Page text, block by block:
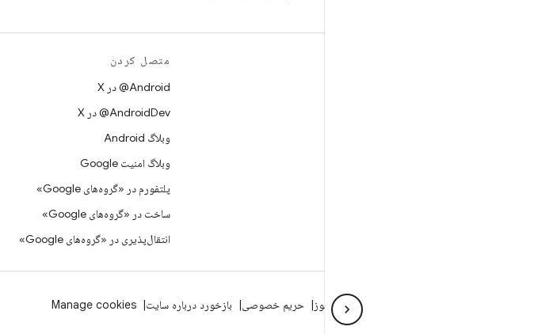
متصل کردن
‫‎@Android در X
‫‎@AndroidDev در X
وبلاگ Android
وبلاگ امنیت Google
پلتفورم در «گروه‌های Google»
ساخت در «گروه‌های Google»
انتقال‌پذیری در «گروه‌های Google»
شرایط حقوقی مجوز حریم خصوصی بازخورد درباره سایت Manage cookies